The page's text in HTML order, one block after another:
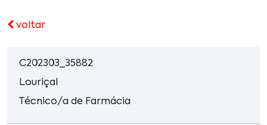
voltar
C202303_35882
Louriçal
Técnico/a de Farmácia